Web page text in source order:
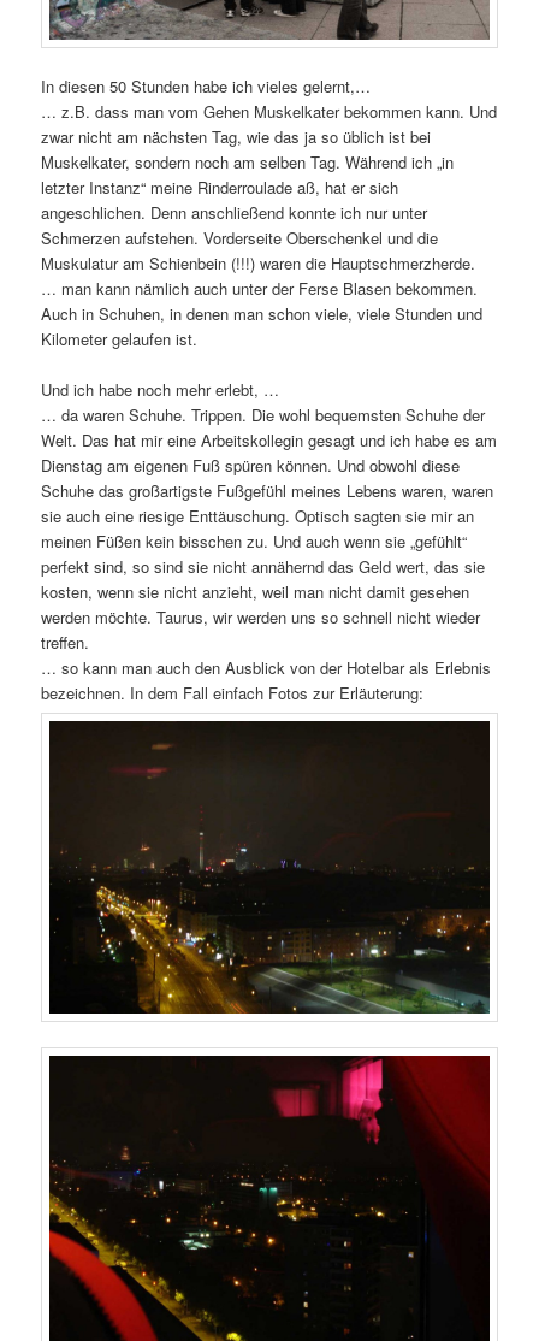
In diesen 50 Stunden habe ich vieles gelernt,…
… z.B. dass man vom Gehen Muskelkater bekommen kann. Und
zwar nicht am nächsten Tag, wie das ja so üblich ist bei
Muskelkater, sondern noch am selben Tag. Während ich „in
letzter Instanz“ meine Rinderroulade aß, hat er sich
angeschlichen. Denn anschließend konnte ich nur unter
Schmerzen aufstehen. Vorderseite Oberschenkel und die
Muskulatur am Schienbein (!!!) waren die Hauptschmerzherde.
… man kann nämlich auch unter der Ferse Blasen bekommen.
Auch in Schuhen, in denen man schon viele, viele Stunden und
Kilometer gelaufen ist.
Und ich habe noch mehr erlebt, …
… da waren Schuhe. Trippen. Die wohl bequemsten Schuhe der
Welt. Das hat mir eine Arbeitskollegin gesagt und ich habe es am
Dienstag am eigenen Fuß spüren können. Und obwohl diese
Schuhe das großartigste Fußgefühl meines Lebens waren, waren
sie auch eine riesige Enttäuschung. Optisch sagten sie mir an
meinen Füßen kein bisschen zu. Und auch wenn sie „gefühlt“
perfekt sind, so sind sie nicht annähernd das Geld wert, das sie
kosten, wenn sie nicht anzieht, weil man nicht damit gesehen
werden möchte. Taurus, wir werden uns so schnell nicht wieder
treffen.
… so kann man auch den Ausblick von der Hotelbar als Erlebnis
bezeichnen. In dem Fall einfach Fotos zur Erläuterung: